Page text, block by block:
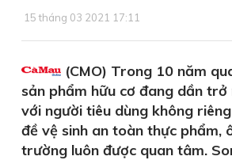
15 tháng 03 2021 17:11
(CMO) Trong 10 năm
sản phẩm hữu cơ đang dần trở
với người tiêu dùng không
đề vệ sinh an toàn thực phẩm,
trường luôn được quan tâm.